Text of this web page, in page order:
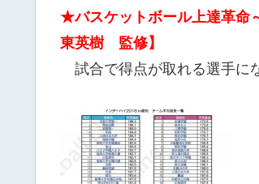
★バスケットボール上達革命
東英樹 監修】
試合で得点が取れる選手に